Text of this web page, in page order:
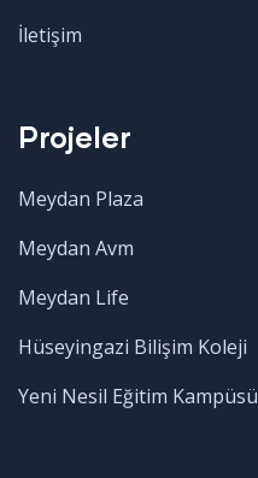
İletişim
Projeler
Meydan Plaza
Meydan Avm
Meydan Life
Hüseyingazi Bilişim Koleji
Yeni Nesil Eğitim Kampüsü